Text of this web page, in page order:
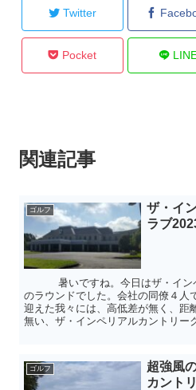
Twitter
Pocket
関連記事
ゴルフ
ザ・イ
ラブ
暑いですね。今日はザ・インペ
のラウンドでした。会社の同僚４
迎えた我々には、高低差が無く、距
無い、ザ・インペリアルカントリー
ゴルフ
超強風
カント